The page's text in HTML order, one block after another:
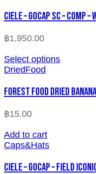
CIELE – GOCAP SC – COMP
฿1,950.00
Select options
DriedFood
FOREST FOOD DRIED BANANA
฿15.00
Add to cart
Caps&Hats
CIELE – GOCAP – FIELD